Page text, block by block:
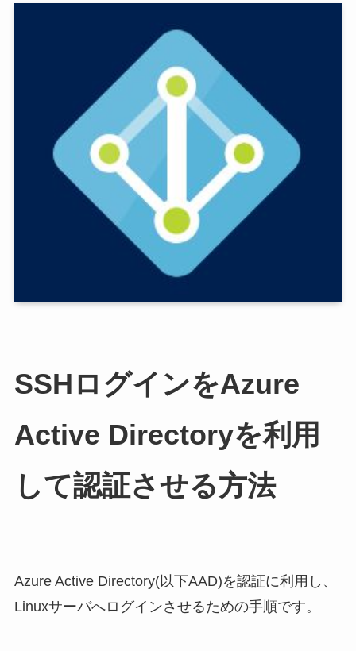
SSHログインをAzure
Active Directoryを利用
して認証させる方法
Azure Active Directory(以下AAD)を認証に利用し、
Linuxサーバへログインさせるための手順です。